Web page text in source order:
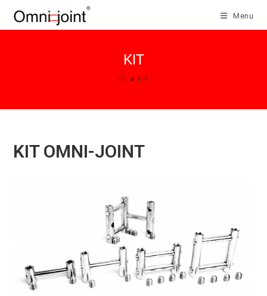
Menu
KIT
> KIT
KIT OMNI-JOINT